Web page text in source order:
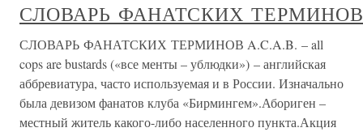
СЛОВАРЬ ФАНАТСКИХ ТЕРМИНОВ
СЛОВАРЬ ФАНАТСКИХ ТЕРМИНОВ A.C.A.B. – all
cops are bustards («все менты – ублюдки») – английская
аббревиатура, часто используемая и в России. Изначально
была девизом фанатов клуба «Бирмингем».Абориген –
местный житель какого-либо населенного пункта.Акция